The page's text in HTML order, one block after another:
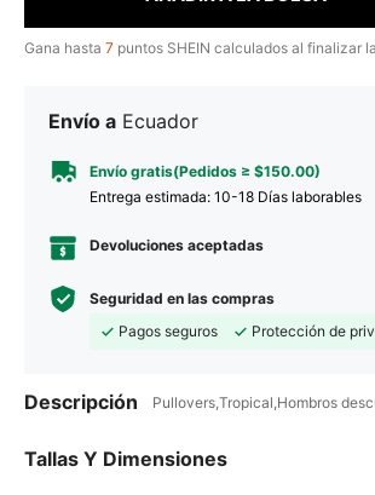
Gana hasta 7 puntos SHEIN calculados al finalizar
Envío a Ecuador
Envío gratis(Pedidos ≥ $150.00)
Entrega estimada: 10-18 Días laborables
Devoluciones aceptadas
Seguridad en las compras
Pagos seguros
Protección de
Descripción Pullovers,Tropical,Hombros
Tallas Y Dimensiones